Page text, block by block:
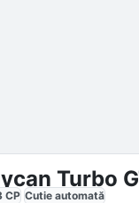
Turbo
CP Cutie automată